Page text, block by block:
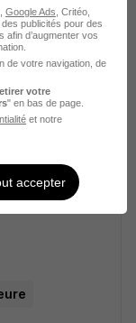
il y a 8 jours
Google Ads , Critéo,
publicités pour des
afin d’augmenter vos
de votre navigation, de
votre
" en bas de page.
et notre
accepter